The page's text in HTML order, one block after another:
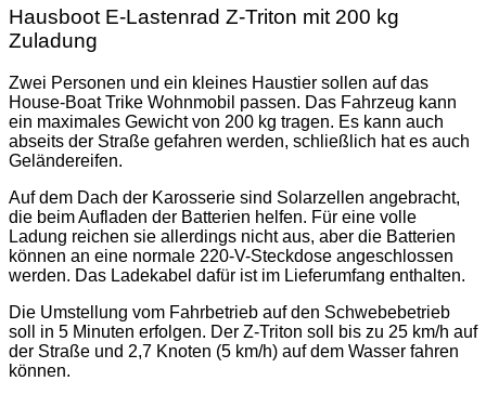
Hausboot E-Lastenrad Z-Triton mit 200 kg
Zuladung
Zwei Personen und ein kleines Haustier sollen auf das
House-Boat Trike Wohnmobil passen. Das Fahrzeug kann
ein maximales Gewicht von 200 kg tragen. Es kann auch
abseits der Straße gefahren werden, schließlich hat es auch
Geländereifen.
Auf dem Dach der Karosserie sind Solarzellen angebracht,
die beim Aufladen der Batterien helfen. Für eine volle
Ladung reichen sie allerdings nicht aus, aber die Batterien
können an eine normale 220-V-Steckdose angeschlossen
werden. Das Ladekabel dafür ist im Lieferumfang enthalten.
Die Umstellung vom Fahrbetrieb auf den Schwebebetrieb
soll in 5 Minuten erfolgen. Der Z-Triton soll bis zu 25 km/h auf
der Straße und 2,7 Knoten (5 km/h) auf dem Wasser fahren
können.